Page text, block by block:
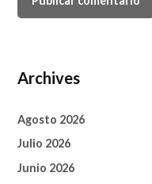
Archives
Agosto 2026
Julio 2026
Junio 2026